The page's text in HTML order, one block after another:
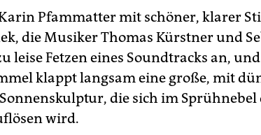
Pfammatter mit schöner, klarer
die Musiker Thomas Kürstner und
leise Fetzen eines Soundtracks an,
klappt langsam eine große, mit
die sich im Sprühnebel
wird.